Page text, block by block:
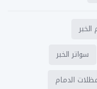
سواتر الخبر
الدمام